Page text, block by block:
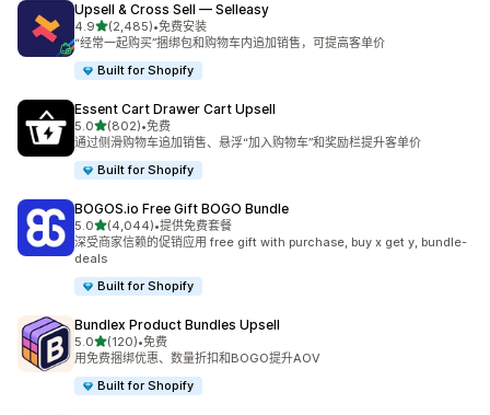
Upsell & Cross Sell — Selleasy
4.9星（满分 5 星）
(2,485)
总共 2485 条评论
•免费安装
“经常一起购买”捆绑包和购物车内追加销售，可提高客单价
Built for Shopify
Essent Cart Drawer Cart Upsell
5.0星（满分 5 星）
(802)
总共 802 条评论
•免费
通过侧滑购物车追加销售、悬浮“加入购物车”和奖励栏提升客单价
Built for Shopify
BOGOS.io Free Gift BOGO Bundle
5.0星（满分 5 星）
(4,044)
总共 4044 条评论
•提供免费套餐
深受商家信赖的促销应用 free gift with purchase, buy x get y, bundle-
deals
Built for Shopify
Bundlex Product Bundles Upsell
5.0星（满分 5 星）
(120)
总共 120 条评论
•免费
用免费捆绑优惠、数量折扣和BOGO提升AOV
Built for Shopify